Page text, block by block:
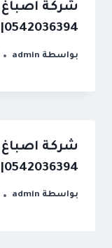
شركة اصباغ
0542036394| شركة العالمية خصم 30%
بواسطة admin
شركة اصباغ
0542036394| شركة العالمية خصم 30%
بواسطة admin